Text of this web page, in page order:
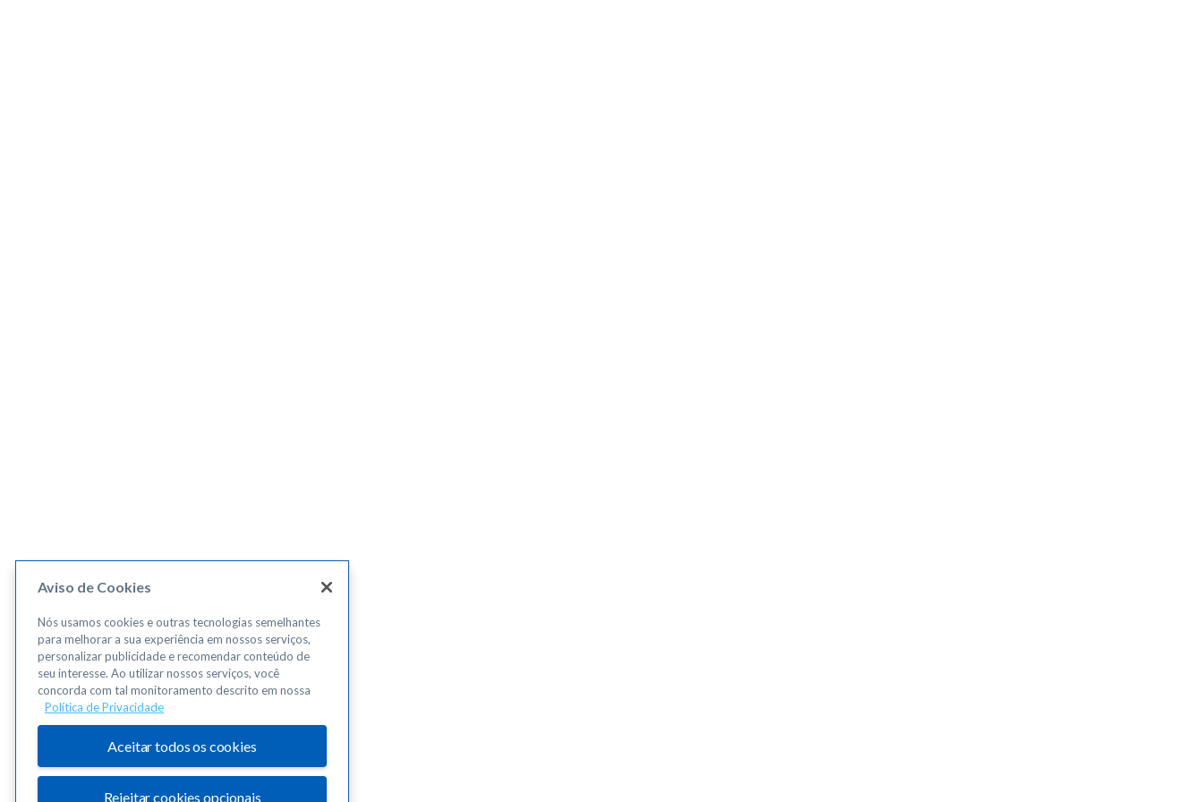
Aviso de Cookies
Nós usamos cookies e outras tecnologias semelhantes
para melhorar a sua experiência em nossos serviços,
personalizar publicidade e recomendar conteúdo de
seu interesse. Ao utilizar nossos serviços, você
concorda com tal monitoramento descrito em nossa
Política de Privacidade
Aceitar todos os cookies
Rejeitar cookies opcionais